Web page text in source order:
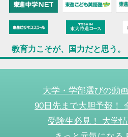
教育力こそが、国力だと思う。
大学・学部選びの動
90日先まで大胆予報！
受験生必見！ 大学